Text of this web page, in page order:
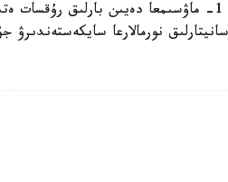
پرەمەر-مينيستر اكىمدىكتەرگە 2023-جىلعى 1- ماۋسىمعا
نورمالارعا سايكەستەندىرۋ